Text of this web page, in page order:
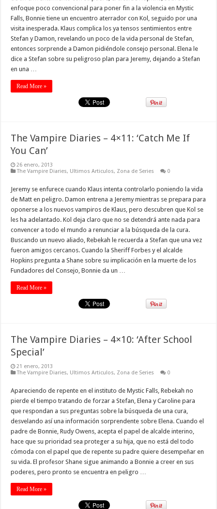
enfoque poco convencional para poner fin a la violencia en Mystic
Falls, Bonnie tiene un encuentro aterrador con Kol, seguido por una
visita inesperada. Klaus complica los ya tensos sentimientos entre
Stefan y Damon, revelando un poco de la vida personal de Stefan,
entonces sorprende a Damon pidiéndole consejo personal. Elena le
dice a Stefan sobre su peligroso plan para Jeremy, dejando a Stefan
en una …
Read More »
The Vampire Diaries – 4×11: ‘Catch Me If
You Can’
26 enero, 2013
The Vampire Diaries, Ultimos Articulos, Zona de Series 0
Jeremy se enfurece cuando Klaus intenta controlarlo poniendo la vida
de Matt en peligro. Damon entrena a Jeremy mientras se prepara para
oponerse a los nuevos vampiros de Klaus, pero descubren que Kol se
les ha adelantado. Kol deja claro que no se detendrá ante nada para
convencer a todo el mundo a renunciar a la búsqueda de la cura.
Buscando un nuevo aliado, Rebekah le recuerda a Stefan que una vez
fueron amigos cercanos. Cuando la Sheriff Forbes y el alcalde
Hopkins pregunta a Shane sobre su implicación en la muerte de los
Fundadores del Consejo, Bonnie da un …
Read More »
The Vampire Diaries – 4×10: ‘After School
Special’
21 enero, 2013
The Vampire Diaries, Ultimos Articulos, Zona de Series 0
Apareciendo de repente en el instituto de Mystic Falls, Rebekah no
pierde el tiempo tratando de forzar a Stefan, Elena y Caroline para
que respondan a sus preguntas sobre la búsqueda de una cura,
desvelando así una información sorprendente sobre Elena. Cuando el
padre de Bonnie, Rudy Owens, acepta el papel de alcalde interino,
hace que su prioridad sea proteger a su hija, que no está del todo
cómoda con el papel que de repente su padre quiere desempeñar en
su vida. El profesor Shane sigue animando a Bonnie a creer en sus
poderes, pero pronto se encuentra en peligro …
Read More »